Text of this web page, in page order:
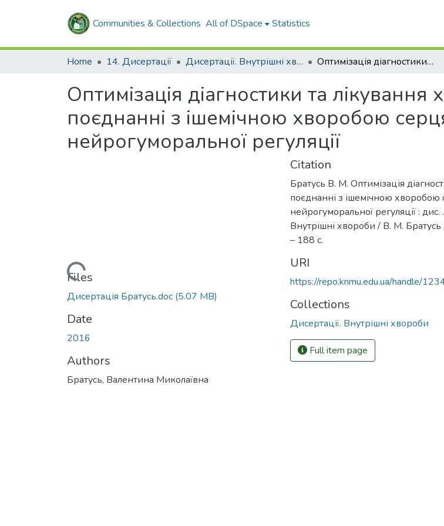
Communities & Collections All of DSpace Statistics
Home 14. Дисертації Дисертації. Внутрішні хвороби Оптимізація діагностики та лікування хворих на силікоз в поєднанні з ішемічною хворобою серця на підставі оцінки процесів нейрогуморальної регуляції
Оптимізація діагностики та лікування
поєднанні з ішемічною хворобою
нейрогуморальної регуляції
Loading...
Files
Дисертація Братусь.doc (5.07 MB)
Date
2016
Authors
Братусь, Валентина Миколаївна
Citation
Братусь В. М. Оптимізація
поєднанні з ішемічною хворобою
нейрогуморальної регуляції :
Внутрішні хвороби / В. М.
– 188 с.
URI
https://repo.knmu.edu.ua/handle/
Collections
Дисертації. Внутрішні хвороби
Full item page